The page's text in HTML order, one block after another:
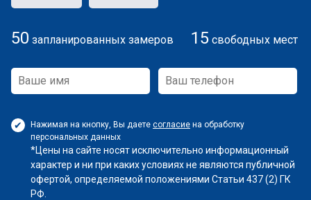
50 запланированных замеров 15 свободных мест
Нажимая на кнопку, Вы даете согласие на обработку
персональных данных
*Цены на сайте носят исключительно информационный
характер и ни при каких условиях не являются публичной
офертой, определяемой положениями Статьи 437 (2) ГК
РФ.